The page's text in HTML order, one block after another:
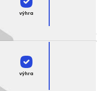
výhra
výhra